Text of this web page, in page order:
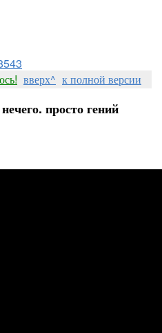
вверх^ к полной версии
просто гений